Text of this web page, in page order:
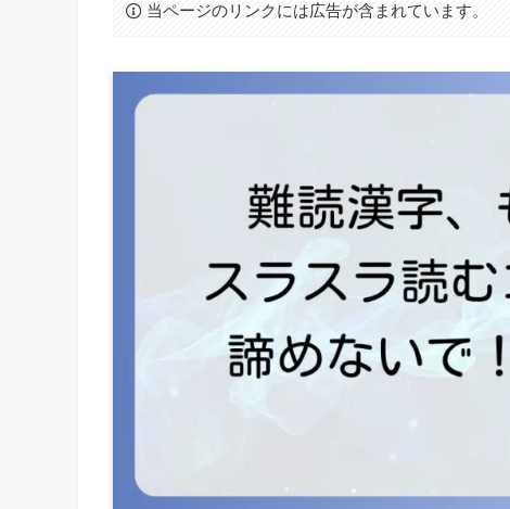
当ページのリンクには広告が含まれています。